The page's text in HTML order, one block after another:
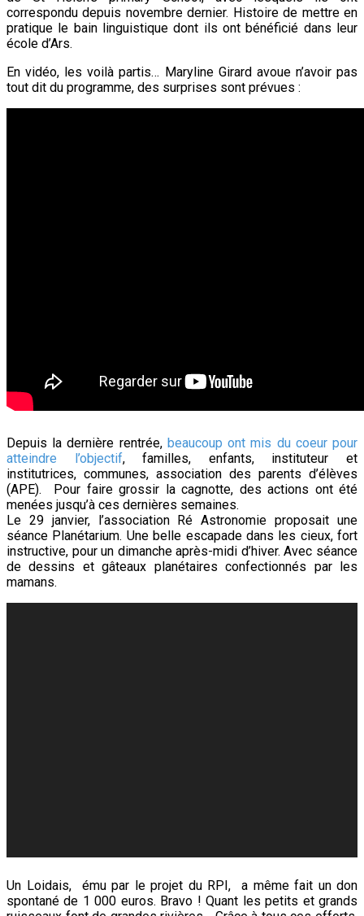
correspondu depuis novembre dernier. Histoire de mettre en
pratique le bain linguistique dont ils ont bénéficié dans leur
école d’Ars.
En vidéo, les voilà partis… Maryline Girard avoue n’avoir pas
tout dit du programme, des surprises sont prévues :
Depuis la dernière rentrée,beaucoup ont mis du coeur pour
atteindre l’objectif, familles, enfants, instituteur et
institutrices, communes, association des parents d’élèves
(APE). Pour faire grossir la cagnotte, des actions ont été
menées jusqu’à ces dernières semaines.
Le 29 janvier, l’association Ré Astronomie proposait une
séance Planétarium. Une belle escapade dans les cieux, fort
instructive, pour un dimanche après-midi d’hiver. Avec séance
de dessins et gâteaux planétaires confectionnés par les
mamans.
Un Loidais, ému par le projet du RPI, a même fait un don
spontané de 1 000 euros. Bravo ! Quant les petits et grands